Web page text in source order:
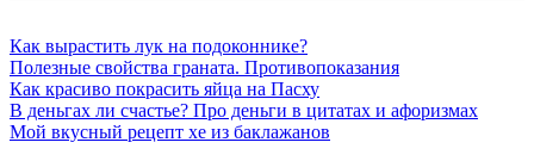
Как вырастить лук на подоконнике?
Полезные свойства граната. Противопоказания
Как красиво покрасить яйца на Пасху
В деньгах ли счастье? Про деньги в цитатах и афоризмах
Мой вкусный рецепт хе из баклажанов